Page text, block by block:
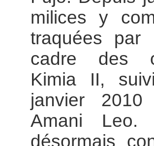
milices y
traquées par
cadre des
Kimia II,
janvier
Amani Leo.
désormais